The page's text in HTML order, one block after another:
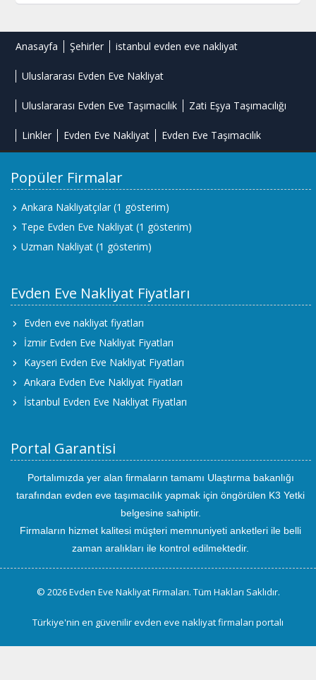
Anasayfa Şehirler istanbul evden eve nakliyat
Uluslararası Evden Eve Nakliyat
Uluslararası Evden Eve Taşımacılık Zati Eşya Taşımacılığı
Linkler Evden Eve Nakliyat Evden Eve Taşımacılık
Popüler Firmalar
Ankara Nakliyatçılar (1 gösterim)
Tepe Evden Eve Nakliyat (1 gösterim)
Uzman Nakliyat (1 gösterim)
Evden Eve Nakliyat Fiyatları
Evden eve nakliyat fiyatları
İzmir Evden Eve Nakliyat Fiyatları
Kayseri Evden Eve Nakliyat Fiyatları
Ankara Evden Eve Nakliyat Fiyatları
İstanbul Evden Eve Nakliyat Fiyatları
Portal Garantisi
Portalımızda yer alan firmaların tamamı Ulaştırma bakanlığı
tarafından evden eve taşımacılık yapmak için öngörülen K3 Yetki
belgesine sahiptir.
Firmaların hizmet kalitesi müşteri memnuniyeti anketleri ile belli
zaman aralıkları ile kontrol edilmektedir.
© 2026 Evden Eve Nakliyat Firmaları. Tüm Hakları Saklıdır.
Türkiye'nin en güvenilir evden eve nakliyat firmaları portalı